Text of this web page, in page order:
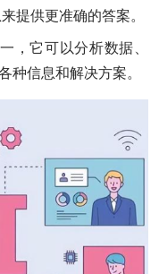
提供更准确的答案。
，它可以分析数据、
种信息和解决方案。